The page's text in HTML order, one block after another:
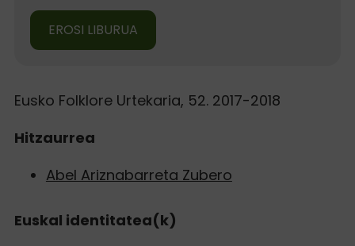
EROSI LIBURUA
Eusko Folklore Urtekaria, 52. 2017-2018
Hitzaurrea
Abel Ariznabarreta Zubero
Euskal identitatea(k)